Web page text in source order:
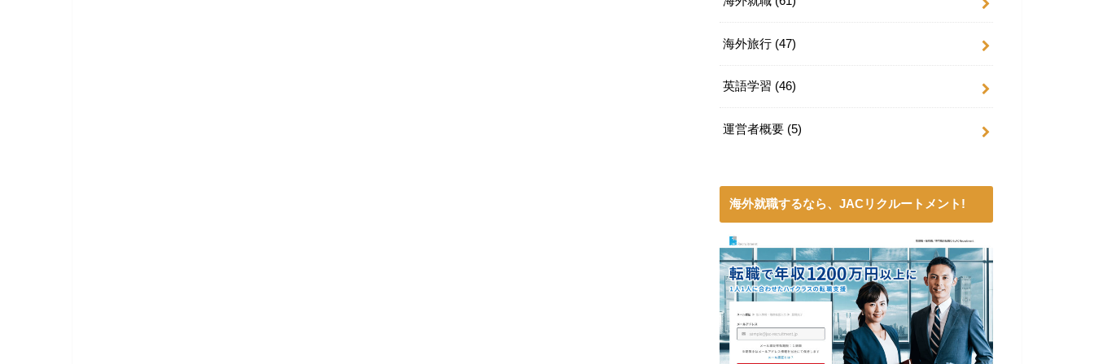
海外旅行 (47)
英語学習 (46)
運営者概要 (5)
海外就職するなら、JACリクルートメント!